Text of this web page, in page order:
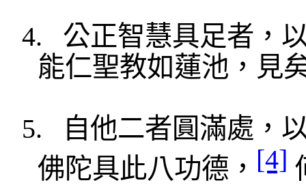
4.
公正智慧具足者，
能仁聖教如蓮池，見
5.
自他二者圓滿處，
佛陀具此八功德， [4]